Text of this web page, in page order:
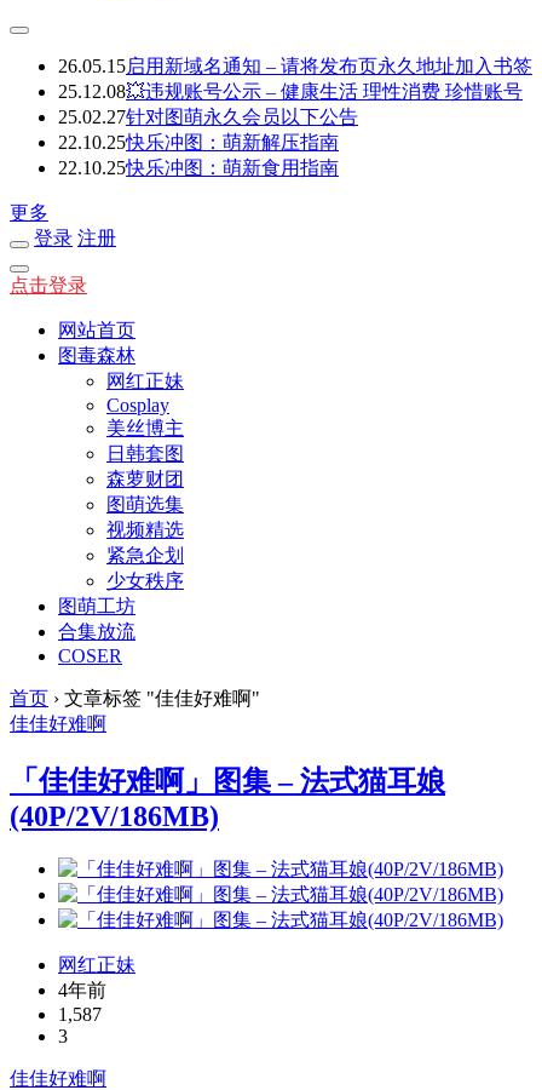
26.05.15启用新域名通知 – 请将发布页永久地址加入书签
25.12.08💥违规账号公示 – 健康生活 理性消费 珍惜账号
25.02.27针对图萌永久会员以下公告
22.10.25快乐冲图：萌新解压指南
22.10.25快乐冲图：萌新食用指南
更多
登录 注册
点击登录
网站首页
图毒森林
网红正妹
Cosplay
美丝博主
日韩套图
森萝财团
图萌选集
视频精选
紧急企划
少女秩序
图萌工坊
合集放流
COSER
首页 › 文章标签 "佳佳好难啊"
佳佳好难啊
「佳佳好难啊」图集 – 法式猫耳娘
(40P/2V/186MB)
网红正妹
4年前
1,587
3
佳佳好难啊